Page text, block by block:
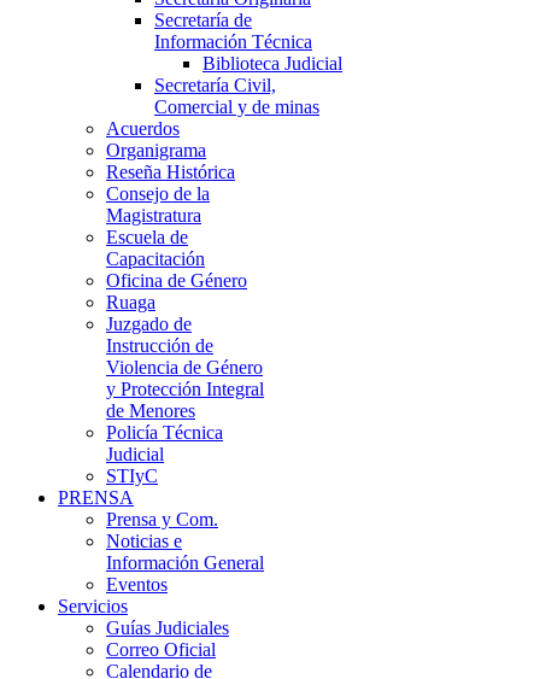
Secretaría de
Información Técnica
Biblioteca Judicial
Secretaría Civil,
Comercial y de minas
Acuerdos
Organigrama
Reseña Histórica
Consejo de la
Magistratura
Escuela de
Capacitación
Oficina de Género
Ruaga
Juzgado de
Instrucción de
Violencia de Género
y Protección Integral
de Menores
Policía Técnica
Judicial
STIyC
PRENSA
Prensa y Com.
Noticias e
Información General
Eventos
Servicios
Guías Judiciales
Correo Oficial
Calendario de